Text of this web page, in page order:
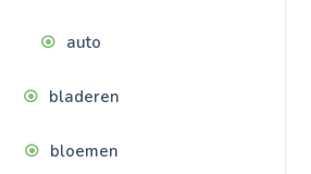
auto
bladeren
bloemen